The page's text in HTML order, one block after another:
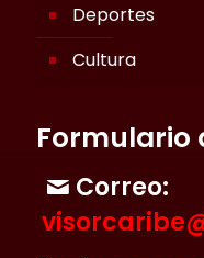
Deportes
Cultura
Formulario
Correo: